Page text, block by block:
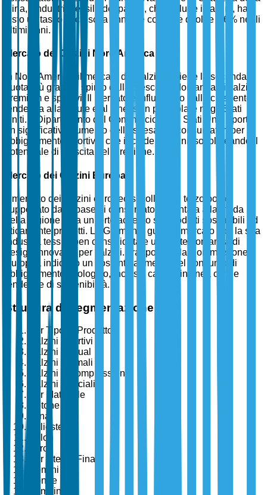
Cina, l'industria tessile del paese, che include i calzini, ha
visto un tasso di crescita annuale costante di oltre il 6% negli
ultimi anni.
Mercato dei Calzini Nord America
In Nord America, il mercato dei calzini detiene la seconda
quota più grande, spinto dalla crescente domanda di calzini
premium e sportivi. Il mercato è influenzato dalla crescente
tendenza alla salute e al fitness, in particolare negli Stati
Uniti. Il Dipartimento del Commercio degli Stati Uniti riporta
un significativo aumento della spesa dei consumatori per
abbigliamento sportivo, che include i calzini, sottolineando il
potenziale di crescita della regione.
Mercato dei Calzini Europa
Il mercato dei calzini europeo si colloca al terzo posto,
supportato dalla base di consumatori orientata alla moda
della regione e da un forte accento sui prodotti sostenibili ed
eticamente prodotti. La Germania guida il mercato con la sua
industria tessile ben consolidata e una forte domanda di
design innovativi per calzini. I rapporti della Commissione
Europea indicano un costante aumento del consumo di
abbigliamento ecologico, inclusi i calzini, in linea con le
tendenze di sostenibilità.
Struttura di Segmentazione
Per Tipo di Prodotto
Calzini Sportivi
Calzini Casual
Calzini Formali
Calzini a Compressione
Calzini Speciali
Per Materiale
Cotone
Lana
Poliestere
Nylon
Altro
Per Utente Finale
Uomini
Donne
Bambini